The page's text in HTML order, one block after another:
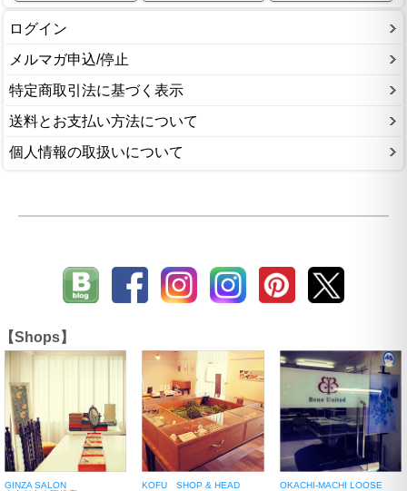
ログイン
メルマガ申込/停止
特定商取引法に基づく表示
送料とお支払い方法について
個人情報の取扱いについて
【Shops】
GINZA SALON
KOFU SHOP & HEAD
OKACHI-MACHI LOOSE